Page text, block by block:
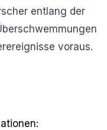
entlang der
voraus.